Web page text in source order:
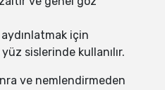
için
sislerinde kullanılır.
ve nemlendirmeden